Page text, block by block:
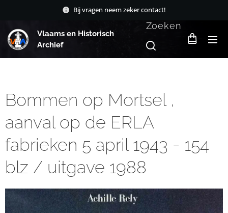
Bij vragen neem zeker contact!
Vlaams en Historisch
Archief
Zoeken
Bommen op Mortsel ,
aanval op de ERLA
fabrieken 5 april 1943 - 154
blz / uitgave 1988